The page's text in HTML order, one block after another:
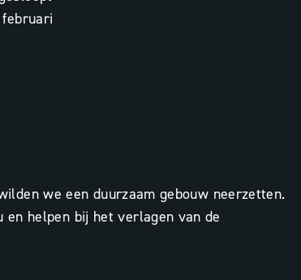
we een duurzaam gebouw neerzetten.
en helpen bij het verlagen van de